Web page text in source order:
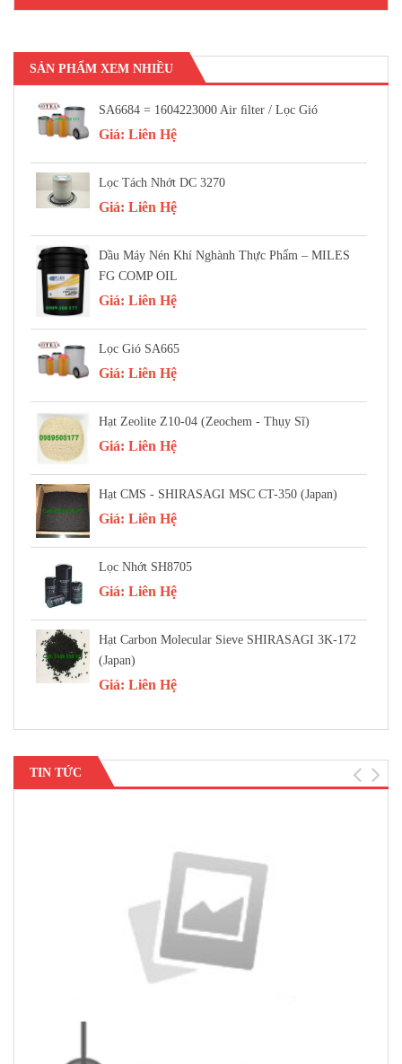
SẢN PHẨM XEM NHIỀU
SA6684 = 1604223000 Air FIlter / Lọc Gió
Giá: Liên Hệ
Lọc Tách Nhớt DC 3270
Giá: Liên Hệ
Dầu Máy Nén Khí Nghành Thực Phẩm – MILES
FG COMP OIL
Giá: Liên Hệ
Lọc Gió SA665
Giá: Liên Hệ
Hạt Zeolite Z10-04 (Zeochem - Thụy Sĩ)
Giá: Liên Hệ
Hạt CMS - SHIRASAGI MSC CT-350 (Japan)
Giá: Liên Hệ
Lọc Nhớt SH8705
Giá: Liên Hệ
Hạt Carbon Molecular Sieve SHIRASAGI 3K-172
(Japan)
Giá: Liên Hệ
TIN TỨC